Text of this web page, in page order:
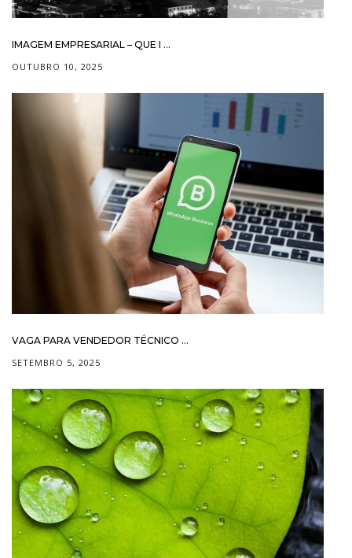
IMAGEM EMPRESARIAL – QUE I ...
OUTUBRO 10, 2025
VAGA PARA VENDEDOR TÉCNICO ...
SETEMBRO 5, 2025